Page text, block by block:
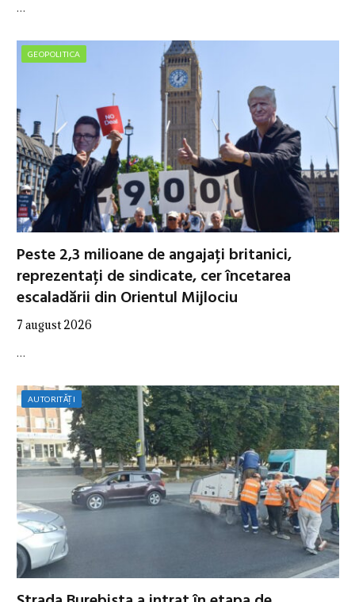
…
GEOPOLITICA
Peste 2,3 milioane de angajați britanici,
reprezentați de sindicate, cer încetarea
escaladării din Orientul Mijlociu
7 august 2026
…
AUTORITĂȚI